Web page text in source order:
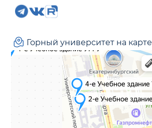
Горный университет на карте